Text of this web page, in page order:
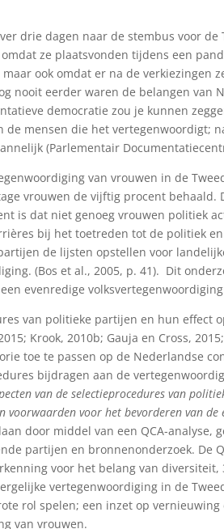
drie dagen naar de stembus voor de
ze plaatsvonden tijdens een
ook omdat er na de verkiezingen
nooit eerder waren de belangen van
democratie zou je kunnen
de mensen die het vertegenwoordigt;
(Parlementair
van vrouwen in de
vrouwen de vijftig procent behaald.
is dat niet genoeg vrouwen politiek
bij het toetreden tot de politiek
de lijsten opstellen voor
(Bos et al., 2005, p. 41). Dit
evenredige
van politieke partijen en hun effect
Krook, 2010b; Gauja en Cross,
toe te passen op de Nederlandse
bijdragen aan de
van de selectieprocedures van
voorwaarden voor het bevorderen van de
door middel van een QCA-analyse,
partijen en bronnenonderzoek. De
voor het belang van
vertegenwoordiging in de
rol spelen; een inzet op
van vrouwen.